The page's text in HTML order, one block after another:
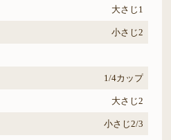
大さじ1
小さじ2
1/4カップ
大さじ2
小さじ2/3